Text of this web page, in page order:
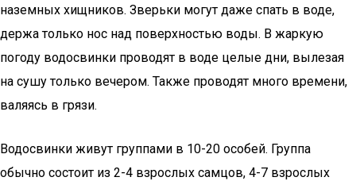
наземных хищников. Зверьки могут даже спать в воде,
держа только нос над поверхностью воды. В жаркую
погоду водосвинки проводят в воде целые дни, вылезая
на сушу только вечером. Также проводят много времени,
валяясь в грязи.
Водосвинки живут группами в 10-20 особей. Группа
обычно состоит из 2-4 взрослых самцов, 4-7 взрослых